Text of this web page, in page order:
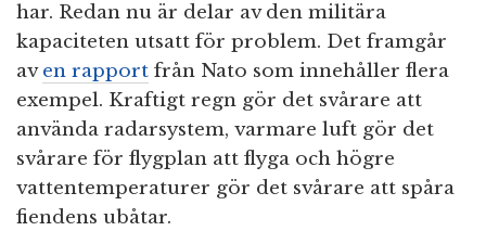
har. Redan nu är delar av den militära
kapaciteten utsatt för problem. Det framgår
aven rapport från Nato som innehåller flera
exempel. Kraftigt regn gör det svårare att
använda radarsystem, varmare luft gör det
svårare för flygplan att flyga och högre
vattentemperaturer gör det svårare att spåra
fiendens ubåtar.